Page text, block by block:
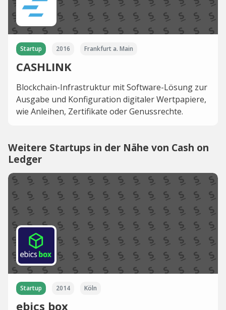
Startup 2016 Frankfurt a. Main
CASHLINK
Blockchain-Infrastruktur mit Software-Lösung zur
Ausgabe und Konfiguration digitaler Wertpapiere,
wie Anleihen, Zertifikate oder Genussrechte.
Weitere Startups in der Nähe von Cash on
Ledger
Startup 2014 Köln
ebics box